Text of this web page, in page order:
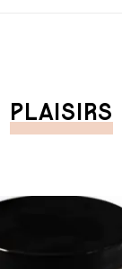
PLAISIRS